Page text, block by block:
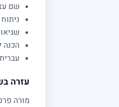
שם
הכנה
עזרה
מורה